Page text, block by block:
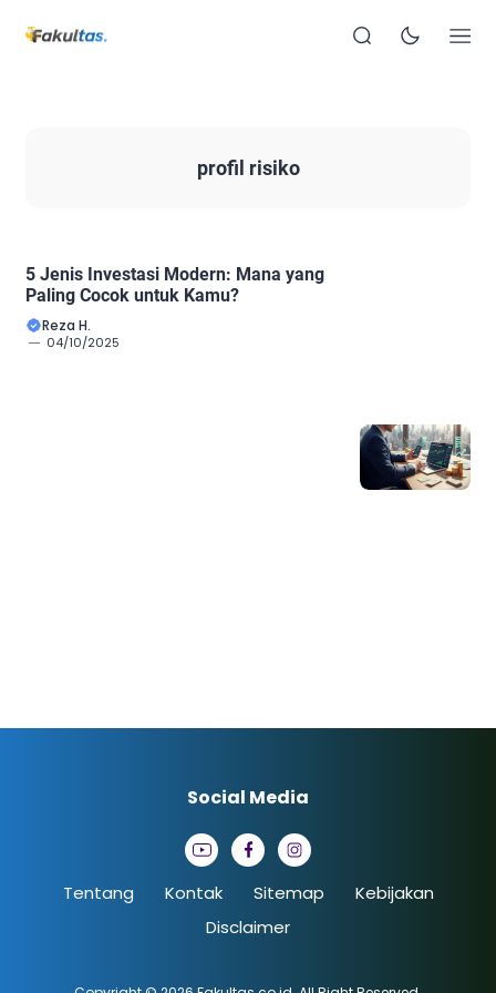
profil risiko
5 Jenis Investasi Modern: Mana yang
Paling Cocok untuk Kamu?
Reza H.
04/10/2025
Tentang Kontak Sitemap
Kebijakan
Disclaimer
Social Media